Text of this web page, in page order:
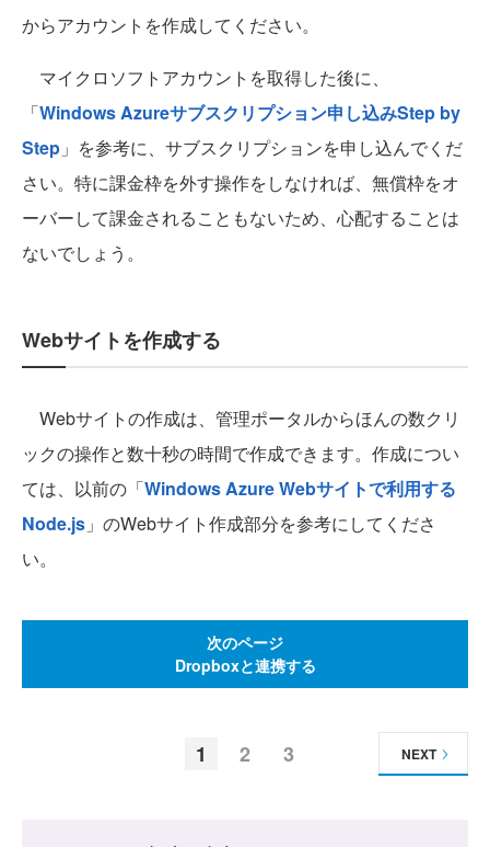
からアカウントを作成してください。
マイクロソフトアカウントを取得した後に、
「Windows Azureサブスクリプション申し込みStep by
Step 」を参考に、サブスクリプションを申し込んでくだ
さい。特に課金枠を外す操作をしなければ、無償枠をオ
ーバーして課金されることもないため、心配することは
ないでしょう。
Webサイトを作成する
Webサイトの作成は、管理ポータルからほんの数クリ
ックの操作と数十秒の時間で作成できます。作成につい
ては、以前の「Windows Azure Webサイトで利用する
Node.js 」のWebサイト作成部分を参考にしてくださ
い。
次のページ
Dropboxと連携する
1 2 3 NEXT